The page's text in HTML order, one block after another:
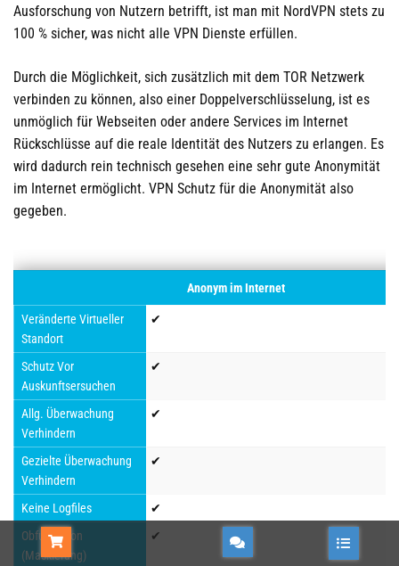
Ausforschung von Nutzern betrifft, ist man mit NordVPN stets zu
100 % sicher, was nicht alle VPN Dienste erfüllen.
Durch die Möglichkeit, sich zusätzlich mit dem TOR Netzwerk
verbinden zu können, also einer Doppelverschlüsselung, ist es
unmöglich für Webseiten oder andere Services im Internet
Rückschlüsse auf die reale Identität des Nutzers zu erlangen. Es
wird dadurch rein technisch gesehen eine sehr gute Anonymität
im Internet ermöglicht. VPN Schutz für die Anonymität also
gegeben.
Anonym im Internet
Veränderte Virtueller
Standort
✔
Schutz Vor
Auskunftsersuchen
✔
Allg. Überwachung
Verhindern
✔
Gezielte Überwachung
Verhindern
✔
Keine Logfiles
✔
Obfusication
(Maskierung)
✔
kaufen